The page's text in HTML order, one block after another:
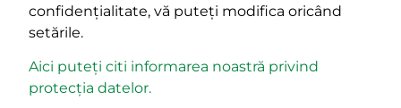
confidențialitate, vă puteți modifica oricând
setările.
Aici puteți citi informarea noastră privind
protecția datelor.